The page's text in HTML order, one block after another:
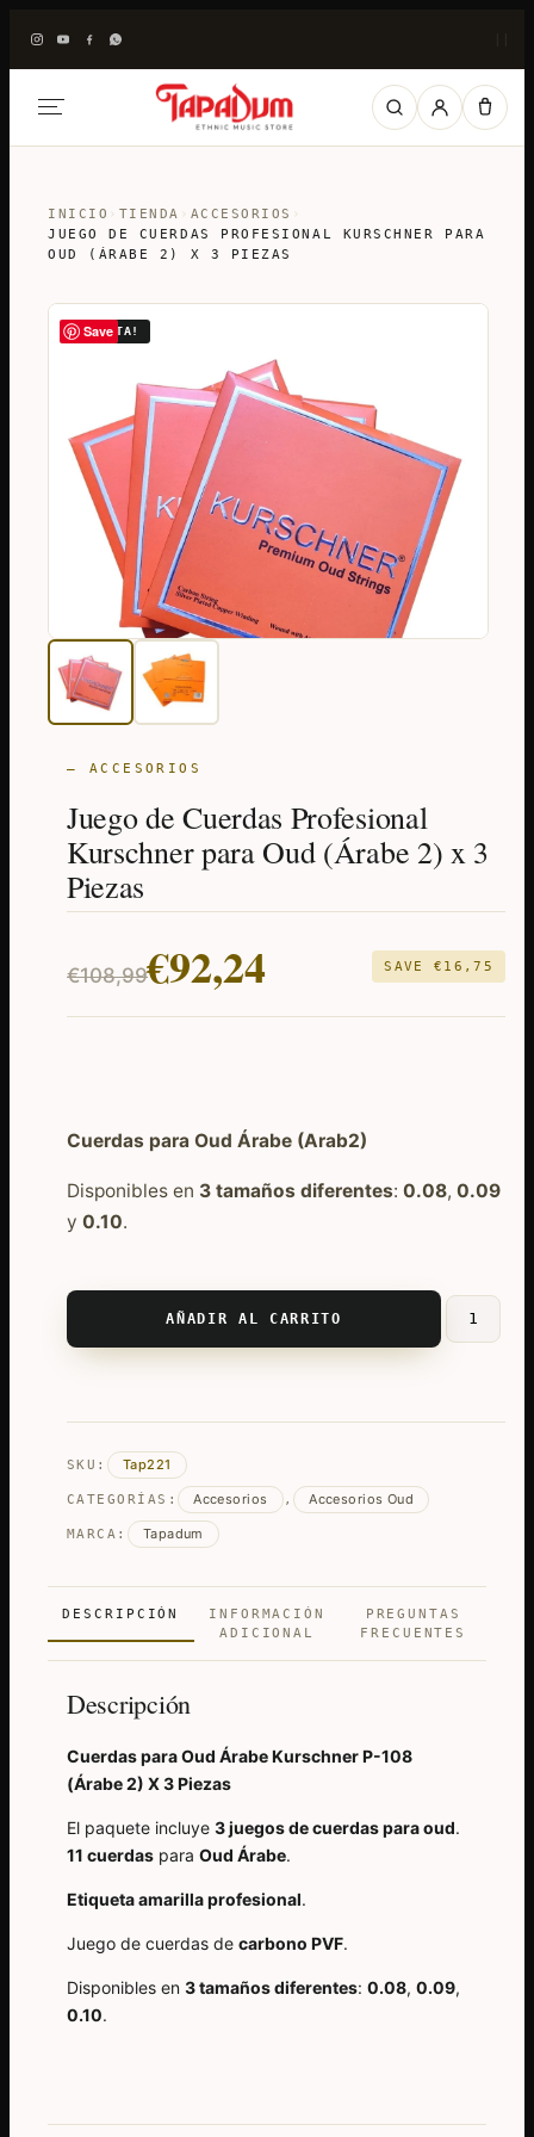
INICIO › TIENDA › ACCESORIOS ›
JUEGO DE CUERDAS PROFESIONAL KURSCHNER PARA
OUD (ÁRABE 2) X 3 PIEZAS
¡OFERTA!
Save
— ACCESORIOS
Juego de Cuerdas Profesional
Kurschner para Oud (Árabe 2) x 3
Piezas
€108,99
precio €92,24
precio
SAVE€ 16,75
Cuerdas para Oud Árabe (Arab2)
Disponibles en 3 tamaños diferentes: 0.08, 0.09
y 0.10.
Juego
x
3
AÑADIR AL CARRITO
SKU: Tap221
CATEGORÍAS: Accesorios , Accesorios Oud
MARCA: Tapadum
DESCRIPCIÓN
INFORMACIÓN
ADICIONAL
PREGUNTAS
FRECUENTES
Descripción
Cuerdas para Oud Árabe Kurschner P-108
(Árabe 2) X 3 Piezas
El paquete incluye 3 juegos de cuerdas para oud.
11 cuerdas para Oud Árabe.
Etiqueta amarilla profesional.
Juego de cuerdas de carbono PVF.
Disponibles en 3 tamaños diferentes: 0.08, 0.09,
0.10.